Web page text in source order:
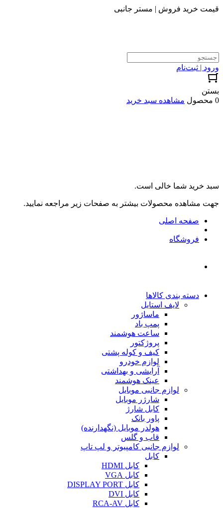
قیمت خرید فروش | مستر جانبی
ورود | ثبت‌نام
بستن
0 محصول
مشاهده سبد خرید
سبد خرید شما خالی است.
جهت مشاهده محصولات بیشتر به صفحات زیر مراجعه نمایید.
صفحه اصلی
فروشگاه
دسته بندی کالاها
لایف استایل
ماساژور
پمپ باد
ساعت هوشمند
پروژکتور
کیف و کوله پشتی
لوازم خودرو
آرایشی و بهداشتی
عینک هوشمند
لوازم جانبی موبایل
شارژر موبایل
کابل شارژ
پاور بانک
هولدر موبایل (نگهدارنده)
قاب و گلس
لوازم جانبی کامپیوتر و لپ تاپ
کابل
کابل HDMI
کابل VGA
کابل DISPLAY PORT
کابل DVI
کابل RCA-AV